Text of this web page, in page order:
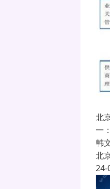
北
一
韩
北
24-